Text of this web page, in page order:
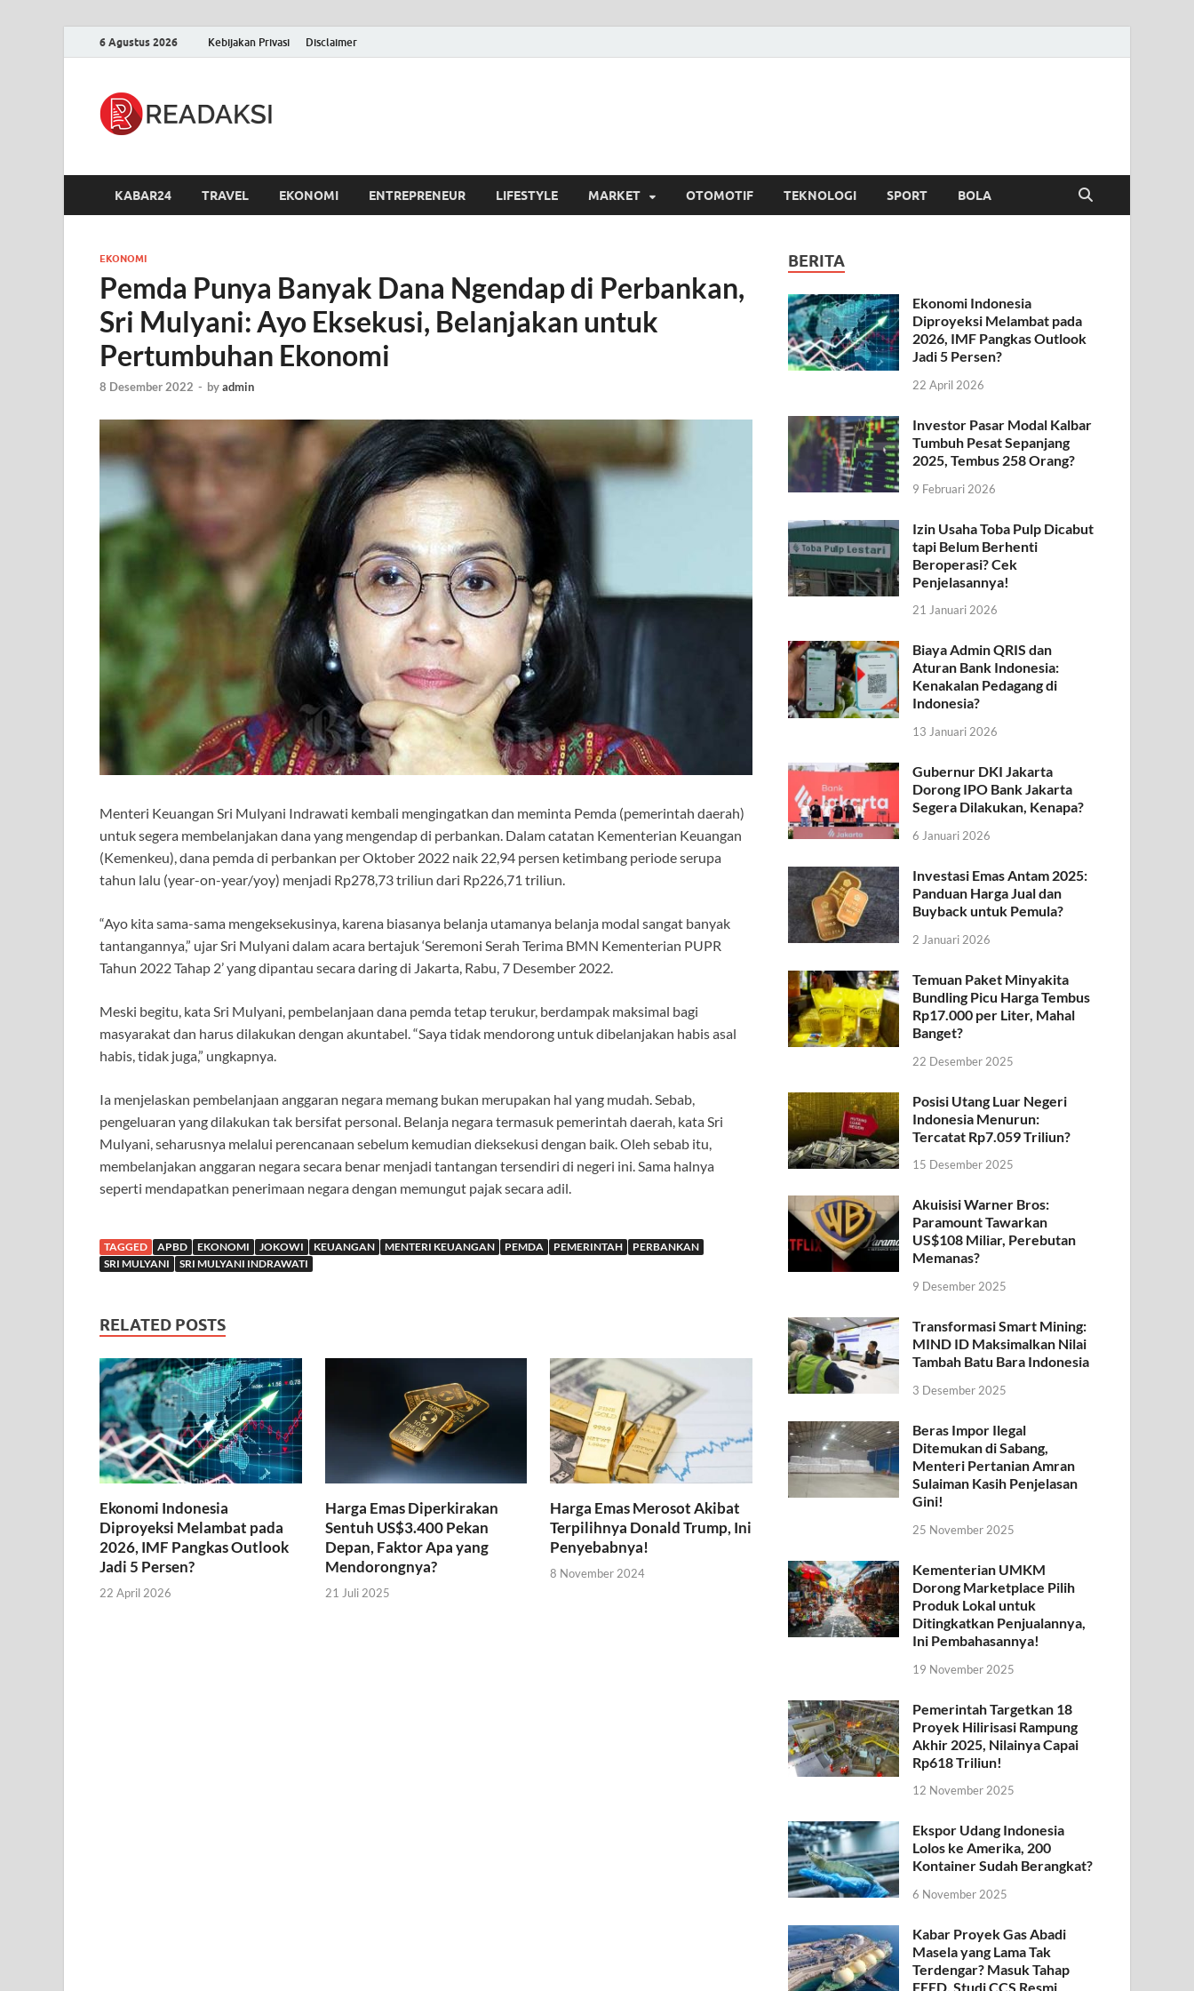
6 Agustus 2026 Kebijakan Privasi Disclaimer
KABAR24 TRAVEL EKONOMI ENTREPRENEUR LIFESTYLE MARKET OTOMOTIF TEKNOLOGI SPORT BOLA
EKONOMI
Pemda Punya Banyak Dana Ngendap di Perbankan,
Sri Mulyani: Ayo Eksekusi, Belanjakan untuk
Pertumbuhan Ekonomi
8 Desember 2022 - byadmin
Menteri Keuangan Sri Mulyani Indrawati kembali mengingatkan dan meminta Pemda (pemerintah daerah)
untuk segera membelanjakan dana yang mengendap di perbankan. Dalam catatan Kementerian Keuangan
(Kemenkeu), dana pemda di perbankan per Oktober 2022 naik 22,94 persen ketimbang periode serupa
tahun lalu (year-on-year/yoy) menjadi Rp278,73 triliun dari Rp226,71 triliun.
“Ayo kita sama-sama mengeksekusinya, karena biasanya belanja utamanya belanja modal sangat banyak
tantangannya,” ujar Sri Mulyani dalam acara bertajuk ‘Seremoni Serah Terima BMN Kementerian PUPR
Tahun 2022 Tahap 2’ yang dipantau secara daring di Jakarta, Rabu, 7 Desember 2022.
Meski begitu, kata Sri Mulyani, pembelanjaan dana pemda tetap terukur, berdampak maksimal bagi
masyarakat dan harus dilakukan dengan akuntabel. “Saya tidak mendorong untuk dibelanjakan habis asal
habis, tidak juga,” ungkapnya.
Ia menjelaskan pembelanjaan anggaran negara memang bukan merupakan hal yang mudah. Sebab,
pengeluaran yang dilakukan tak bersifat personal. Belanja negara termasuk pemerintah daerah, kata Sri
Mulyani, seharusnya melalui perencanaan sebelum kemudian dieksekusi dengan baik. Oleh sebab itu,
membelanjakan anggaran negara secara benar menjadi tantangan tersendiri di negeri ini. Sama halnya
seperti mendapatkan penerimaan negara dengan memungut pajak secara adil.
TAGGED APBD EKONOMI JOKOWI KEUANGAN MENTERI KEUANGAN PEMDA PEMERINTAH
PERBANKAN
SRI MULYANI
SRI MULYANI INDRAWATI
RELATED POSTS
Ekonomi Indonesia
Diproyeksi Melambat pada
2026, IMF Pangkas Outlook
Jadi 5 Persen?
22 April 2026
Harga Emas Diperkirakan
Sentuh US$3.400 Pekan
Depan, Faktor Apa yang
Mendorongnya?
21 Juli 2025
Harga Emas Merosot Akibat
Terpilihnya Donald Trump, Ini
Penyebabnya!
8 November 2024
BERITA
Ekonomi Indonesia
Diproyeksi Melambat pada
2026, IMF Pangkas Outlook
Jadi 5 Persen?
22 April 2026
Investor Pasar Modal Kalbar
Tumbuh Pesat Sepanjang
2025, Tembus 258 Orang?
9 Februari 2026
Izin Usaha Toba Pulp Dicabut
tapi Belum Berhenti
Beroperasi? Cek
Penjelasannya!
21 Januari 2026
Biaya Admin QRIS dan
Aturan Bank Indonesia:
Kenakalan Pedagang di
Indonesia?
13 Januari 2026
Gubernur DKI Jakarta
Dorong IPO Bank Jakarta
Segera Dilakukan, Kenapa?
6 Januari 2026
Investasi Emas Antam 2025:
Panduan Harga Jual dan
Buyback untuk Pemula?
2 Januari 2026
Temuan Paket Minyakita
Bundling Picu Harga Tembus
Rp17.000 per Liter, Mahal
Banget?
22 Desember 2025
Posisi Utang Luar Negeri
Indonesia Menurun:
Tercatat Rp7.059 Triliun?
15 Desember 2025
Akuisisi Warner Bros:
Paramount Tawarkan
US$108 Miliar, Perebutan
Memanas?
9 Desember 2025
Transformasi Smart Mining:
MIND ID Maksimalkan Nilai
Tambah Batu Bara Indonesia
3 Desember 2025
Beras Impor Ilegal
Ditemukan di Sabang,
Menteri Pertanian Amran
Sulaiman Kasih Penjelasan
Gini!
25 November 2025
Kementerian UMKM
Dorong Marketplace Pilih
Produk Lokal untuk
Ditingkatkan Penjualannya,
Ini Pembahasannya!
19 November 2025
Pemerintah Targetkan 18
Proyek Hilirisasi Rampung
Akhir 2025, Nilainya Capai
Rp618 Triliun!
12 November 2025
Ekspor Udang Indonesia
Lolos ke Amerika, 200
Kontainer Sudah Berangkat?
6 November 2025
Kabar Proyek Gas Abadi
Masela yang Lama Tak
Terdengar? Masuk Tahap
FEED, Studi CCS Resmi